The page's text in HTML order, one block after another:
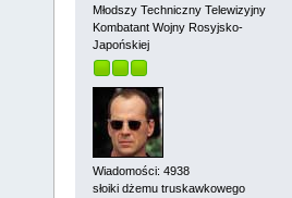
Młodszy Techniczny Telewizyjny
Kombatant Wojny Rosyjsko-
Japońskiej
Wiadomości: 4938
słoiki dżemu truskawkowego